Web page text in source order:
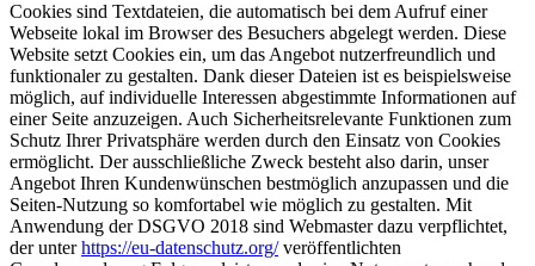
Cookies sind Textdateien, die automatisch bei dem Aufruf einer
Webseite lokal im Browser des Besuchers abgelegt werden. Diese
Website setzt Cookies ein, um das Angebot nutzerfreundlich und
funktionaler zu gestalten. Dank dieser Dateien ist es beispielsweise
möglich, auf individuelle Interessen abgestimmte Informationen auf
einer Seite anzuzeigen. Auch Sicherheitsrelevante Funktionen zum
Schutz Ihrer Privatsphäre werden durch den Einsatz von Cookies
ermöglicht. Der ausschließliche Zweck besteht also darin, unser
Angebot Ihren Kundenwünschen bestmöglich anzupassen und die
Seiten-Nutzung so komfortabel wie möglich zu gestalten. Mit
Anwendung der DSGVO 2018 sind Webmaster dazu verpflichtet,
der unterhttps://eu-datenschutz.org/veröffentlichten